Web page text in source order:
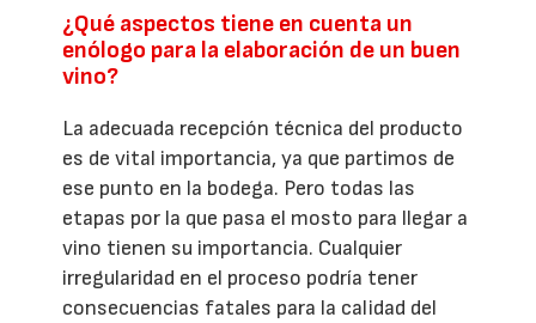
¿Qué aspectos tiene en cuenta un
enólogo para la elaboración de un buen
vino?
La adecuada recepción técnica del producto
es de vital importancia, ya que partimos de
ese punto en la bodega. Pero todas las
etapas por la que pasa el mosto para llegar a
vino tienen su importancia. Cualquier
irregularidad en el proceso podría tener
consecuencias fatales para la calidad del